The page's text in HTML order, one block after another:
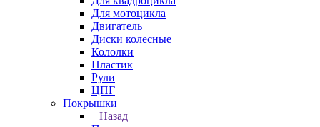
Для мотоцикла
Двигатель
Диски колесные
Кололки
Пластик
Рули
ЦПГ
Покрышки
Назад